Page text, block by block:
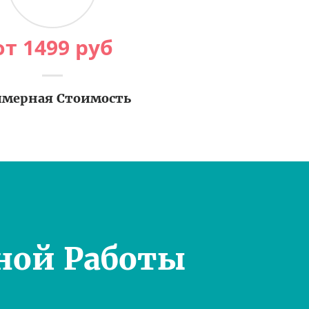
1499 руб
Стоимость
Работы